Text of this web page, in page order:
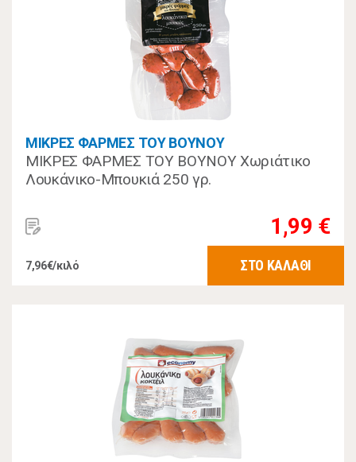
ΜΙΚΡΕΣ ΦΑΡΜΕΣ ΤΟΥ ΒΟΥΝΟΥ
ΜΙΚΡΕΣ ΦΑΡΜΕΣ ΤΟΥ ΒΟΥΝΟΥ Χωριάτικο
Λουκάνικο-Μπουκιά 250 γρ.
1,99 €
7,96€/κιλό ΣΤΟ ΚΑΛΑΘΙ